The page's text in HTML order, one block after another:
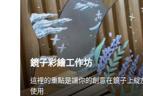
鏡子彩繪工作坊
這裡的重點是讓你的創意在鏡子上綻
使用...